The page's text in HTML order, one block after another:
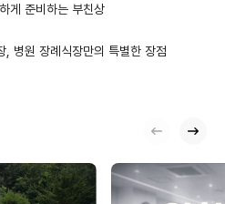
게 준비하는 부친상
, 병원 장례식장만의 특별한 장점